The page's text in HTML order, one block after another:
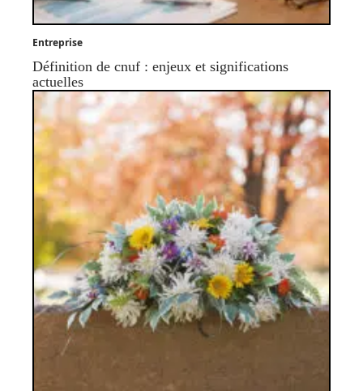
Entreprise
Définition de cnuf : enjeux et significations
actuelles